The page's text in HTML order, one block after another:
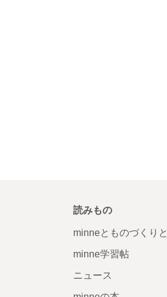
読みもの
minneとものづくりと
minne学習帖
ニュース